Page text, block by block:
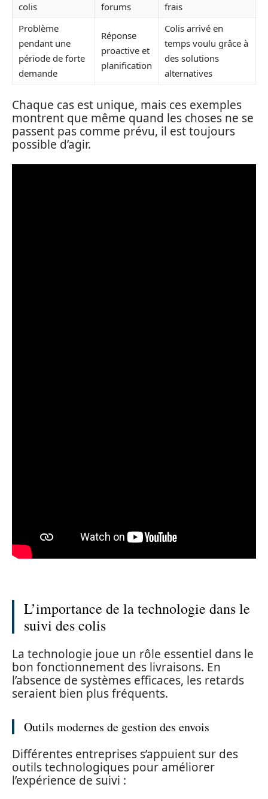
colis
forums
frais
Problème
pendant une
période de forte
demande
Réponse
proactive et
planification
Colis arrivé en
temps voulu grâce à
des solutions
alternatives
Chaque cas est unique, mais ces exemples
montrent que même quand les choses ne se
passent pas comme prévu, il est toujours
possible d’agir.
L’importance de la technologie dans le
suivi des colis
La technologie joue un rôle essentiel dans le
bon fonctionnement des livraisons. En
l’absence de systèmes efficaces, les retards
seraient bien plus fréquents.
Outils modernes de gestion des envois
Différentes entreprises s’appuient sur des
outils technologiques pour améliorer
l’expérience de suivi :